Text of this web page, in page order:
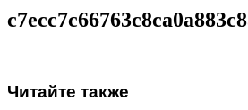
Читайте также